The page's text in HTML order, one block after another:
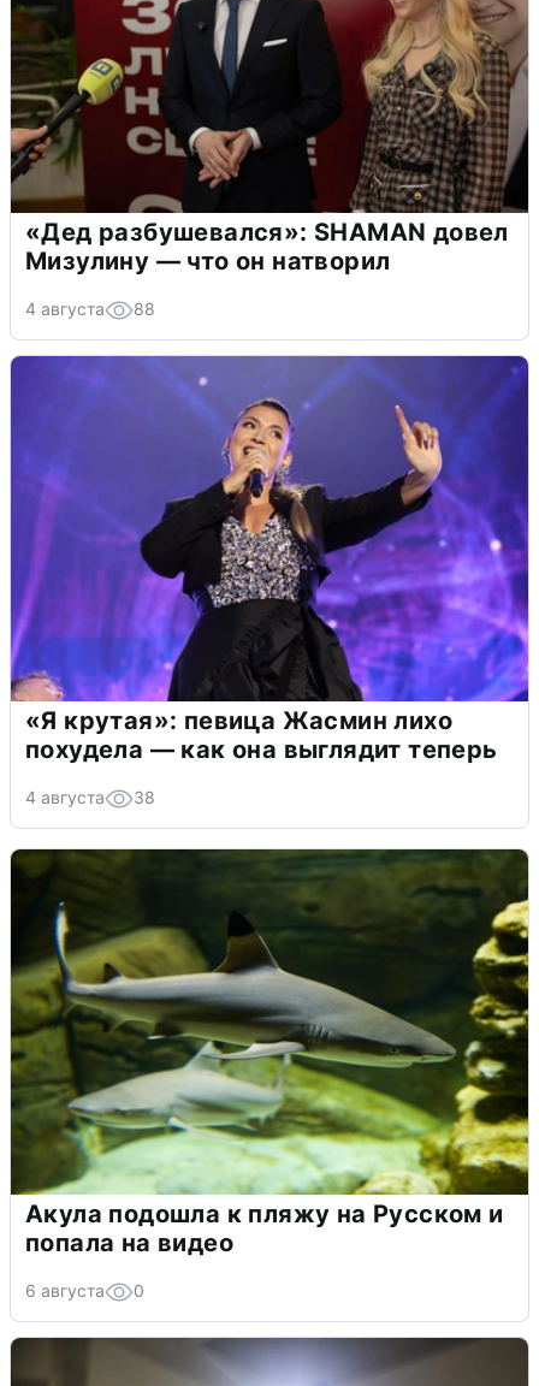
«Дед разбушевался»: SHAMAN довел
Мизулину — что он натворил
4 августа 88
«Я крутая»: певица Жасмин лихо
похудела — как она выглядит теперь
4 августа 38
Акула подошла к пляжу на Русском и
попала на видео
6 августа 0